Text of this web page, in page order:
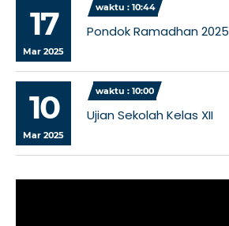
17
Mar 2025
waktu : 10:44
Pondok Ramadhan 2025
10
Mar 2025
waktu : 10:00
Ujian Sekolah Kelas XII